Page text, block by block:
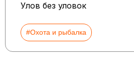
Улов без уловок
#Охота и рыбалка